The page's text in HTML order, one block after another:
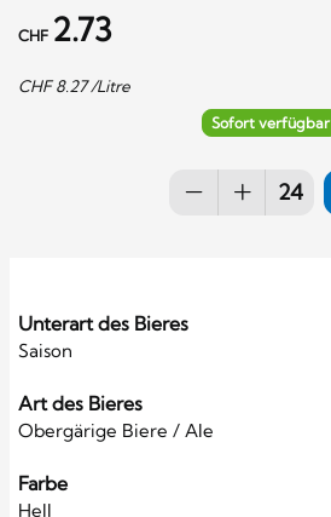
CHF 2.73
CHF8.27/Litre
Sofort verfügbar
Unterart des Bieres
Saison
Art des Bieres
Obergärige Biere / Ale
Farbe
Hell